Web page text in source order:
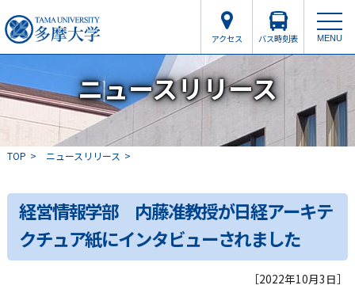
アクセス バス時刻表 MENU
ニュースリリース
TOP ニュースリリース
経営情報学部 内藤准教授が日経アーキテ
クチュア紙にインタビューされました
［2022年10月3日］